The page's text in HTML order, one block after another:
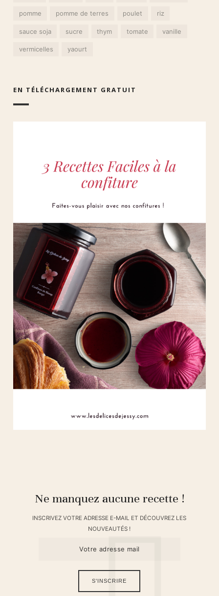
pomme pomme de terres poulet riz
sauce soja sucre thym tomate vanille
vermicelles yaourt
EN TÉLÉCHARGEMENT GRATUIT
Ne manquez aucune recette !
INSCRIVEZ VOTRE ADRESSE E-MAIL ET DÉCOUVREZ LES
NOUVEAUTÉS !